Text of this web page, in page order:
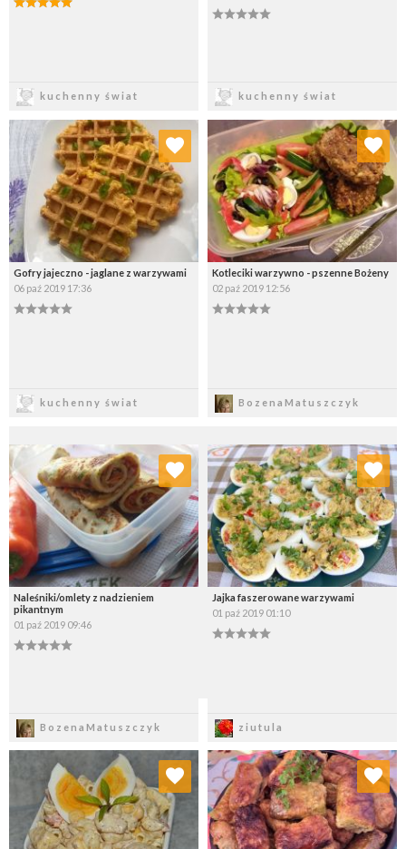
kuchenny świat kuchenny świat
Gofry jajeczno - jaglane z warzywami
06 paź 2019 17:36
kuchenny świat
Dodaj do ulubionych
Wybierz listę:
Kotleciki warzywno - pszenne Bożeny
02 paź 2019 12:56
BozenaMatuszczyk
Dodaj do ulubionych
Wybierz listę:
Naleśniki/omlety z nadzieniem
pikantnym
01 paź 2019 09:46
BozenaMatuszczyk
Dodaj do ulubionych
Wybierz listę:
Jajka faszerowane warzywami
01 paź 2019 01:10
ziutula
Dodaj do ulubionych
Wybierz listę:
Dodaj do ulubionych
Wybierz listę:
Dodaj do ulubionych
Wybierz listę: